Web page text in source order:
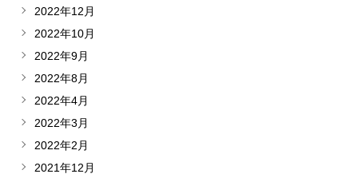
2022年12月
2022年10月
2022年9月
2022年8月
2022年4月
2022年3月
2022年2月
2021年12月